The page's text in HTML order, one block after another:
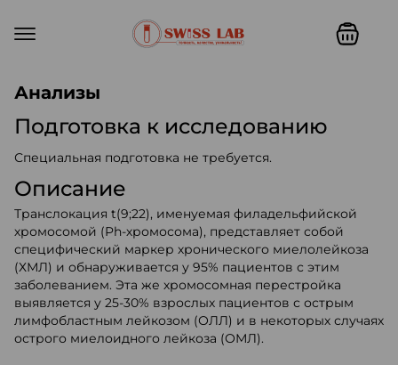
Анализы
Подготовка к исследованию
Специальная подготовка не требуется.
Описание
Транслокация t(9;22), именуемая филадельфийской
хромосомой (Ph-хромосома), представляет собой
специфический маркер хронического миелолейкоза
(ХМЛ) и обнаруживается у 95% пациентов с этим
заболеванием. Эта же хромосомная перестройка
выявляется у 25-30% взрослых пациентов с острым
лимфобластным лейкозом (ОЛЛ) и в некоторых случаях
острого миелоидного лейкоза (ОМЛ).